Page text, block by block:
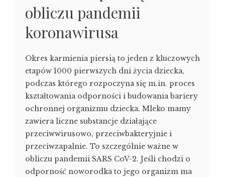
obliczu pandemii
koronawirusa
Okres karmienia piersią to jeden z kluczowych
etapów 1000 pierwszych dni życia dziecka,
podczas którego rozpoczyna się m.in. proces
kształtowania odporności i budowania bariery
ochronnej organizmu dziecka. Mleko mamy
zawiera liczne substancje działające
przeciwwirusowo, przeciwbakteryjnie i
przeciwzapalnie. To szczególnie ważne w
obliczu pandemii SARS CoV-2. Jeśli chodzi o
odporność noworodka to jego organizm ma